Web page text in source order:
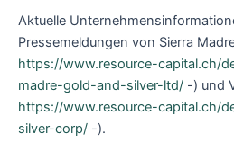
Aktuelle
Pressemeldungen von Sierra
https://www.resource-capital.ch/
madre-gold-and-silver-ltd/ -) und
https://www.resource-capital.ch/
silver-corp/ -).